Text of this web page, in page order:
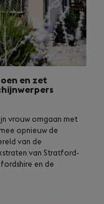
en zet
vrouw omgaan met
opnieuw de
van de
van Stratford-
en de